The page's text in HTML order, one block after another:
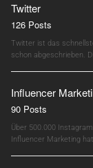
Twitter
126 Posts
Twitter ist das
schon abgeschrieben.
Influencer
90 Posts
Über 500.000
Influencer Marketing